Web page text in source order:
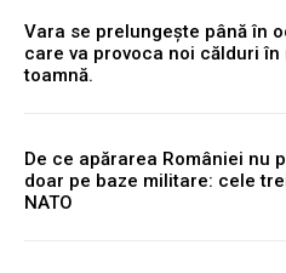
Vara se prelungește până în
care va provoca noi călduri
toamnă.
De ce apărarea României nu
doar pe baze militare: cele
NATO